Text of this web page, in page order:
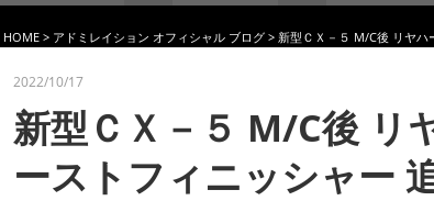
HOME > アドミレイション オフィシャル ブログ > 新型ＣＸ－５ M/C後 リヤ
2022/10/17
新型ＣＸ－５ M/C後 リ
ーストフィニッシャー